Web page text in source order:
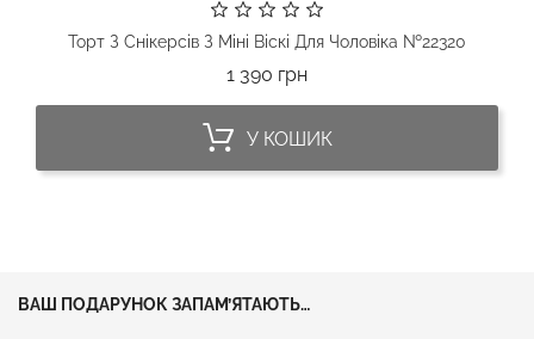
Торт З Снікерсів З Міні Віскі Для Чоловіка №22320
1 390 грнЦіна
У КОШИК
ВАШ ПОДАРУНОК ЗАПАМ’ЯТАЮТЬ…